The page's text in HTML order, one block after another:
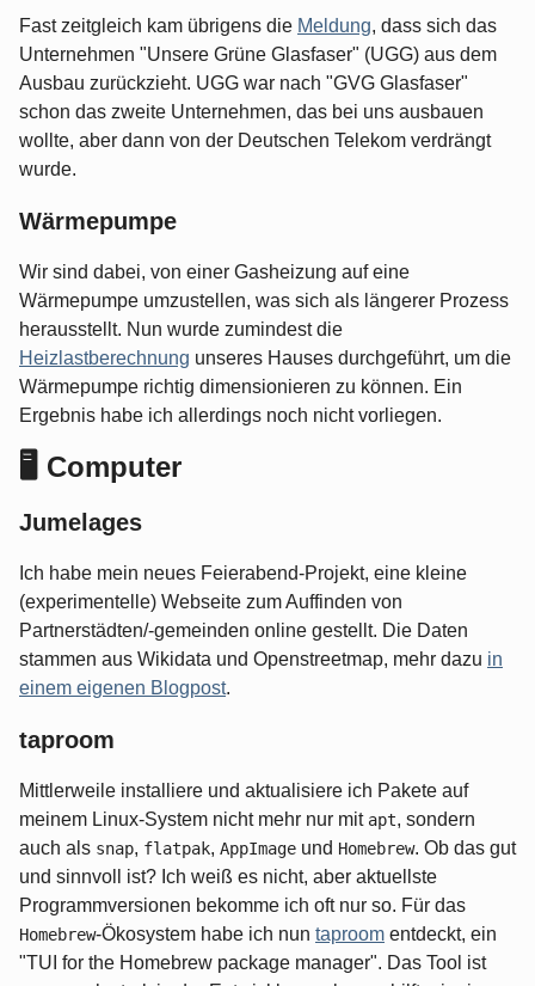
Fast zeitgleich kam übrigens die Meldung, dass sich das
Unternehmen "Unsere Grüne Glasfaser" (UGG) aus dem
Ausbau zurückzieht. UGG war nach "GVG Glasfaser"
schon das zweite Unternehmen, das bei uns ausbauen
wollte, aber dann von der Deutschen Telekom verdrängt
wurde.
Wärmepumpe
Wir sind dabei, von einer Gasheizung auf eine
Wärmepumpe umzustellen, was sich als längerer Prozess
herausstellt. Nun wurde zumindest die
Heizlastberechnung unseres Hauses durchgeführt, um die
Wärmepumpe richtig dimensionieren zu können. Ein
Ergebnis habe ich allerdings noch nicht vorliegen.
🖥️ Computer
Jumelages
Ich habe mein neues Feierabend-Projekt, eine kleine
(experimentelle) Webseite zum Auffinden von
Partnerstädten/-gemeinden online gestellt. Die Daten
stammen aus Wikidata und Openstreetmap, mehr dazu in
einem eigenen Blogpost.
taproom
Mittlerweile installiere und aktualisiere ich Pakete auf
meinem Linux-System nicht mehr nur mit apt, sondern
auch als snap, flatpak, AppImage und Homebrew. Ob das gut
und sinnvoll ist? Ich weiß es nicht, aber aktuellste
Programmversionen bekomme ich oft nur so. Für das
Homebrew-Ökosystem habe ich nun taproom entdeckt, ein
"TUI for the Homebrew package manager". Das Tool ist